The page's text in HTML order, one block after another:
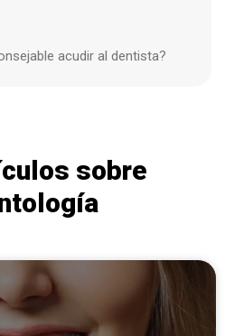
acudir al dentista?
sobre